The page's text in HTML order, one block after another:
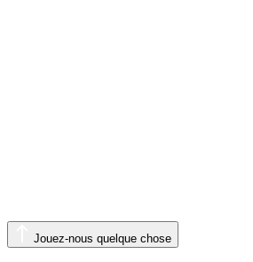
Jouez-nous quelque chose